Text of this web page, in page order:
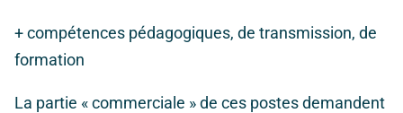
+ compétences pédagogiques, de transmission, de
formation
La partie « commerciale » de ces postes demandent